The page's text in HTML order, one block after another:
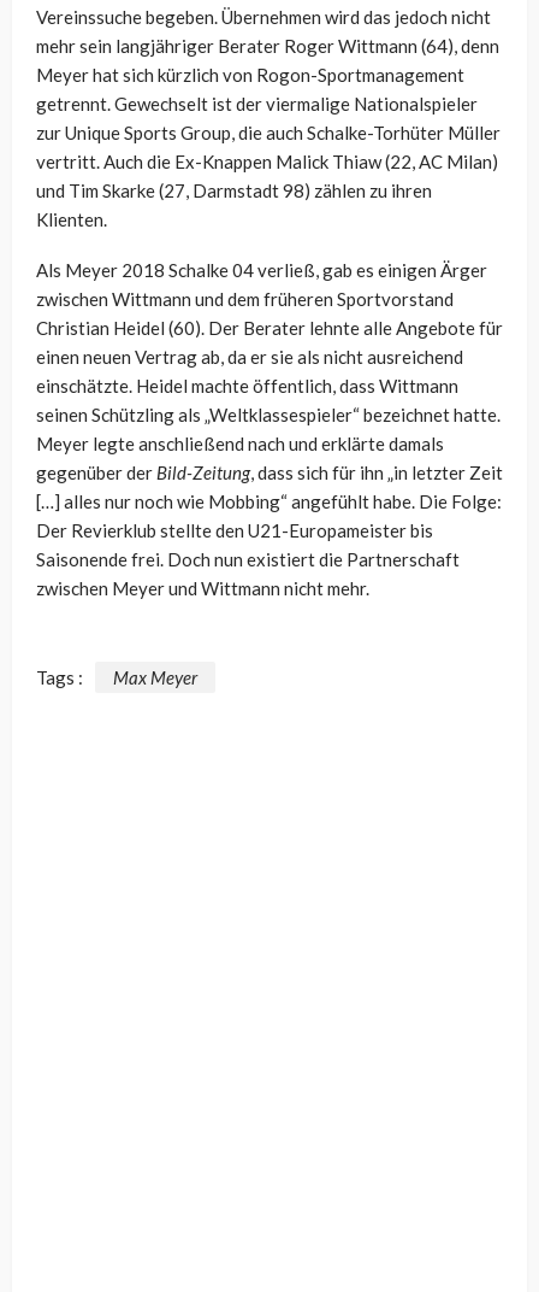
Vereinssuche begeben. Übernehmen wird das jedoch nicht
mehr sein langjähriger Berater Roger Wittmann (64), denn
Meyer hat sich kürzlich von Rogon-Sportmanagement
getrennt. Gewechselt ist der viermalige Nationalspieler
zur Unique Sports Group, die auch Schalke-Torhüter Müller
vertritt. Auch die Ex-Knappen Malick Thiaw (22, AC Milan)
und Tim Skarke (27, Darmstadt 98) zählen zu ihren
Klienten.
Als Meyer 2018 Schalke 04 verließ, gab es einigen Ärger
zwischen Wittmann und dem früheren Sportvorstand
Christian Heidel (60). Der Berater lehnte alle Angebote für
einen neuen Vertrag ab, da er sie als nicht ausreichend
einschätzte. Heidel machte öffentlich, dass Wittmann
seinen Schützling als „Weltklassespieler“ bezeichnet hatte.
Meyer legte anschließend nach und erklärte damals
gegenüber der Bild-Zeitung, dass sich für ihn „in letzter Zeit
[…] alles nur noch wie Mobbing“ angefühlt habe. Die Folge:
Der Revierklub stellte den U21-Europameister bis
Saisonende frei. Doch nun existiert die Partnerschaft
zwischen Meyer und Wittmann nicht mehr.
Tags : Max Meyer